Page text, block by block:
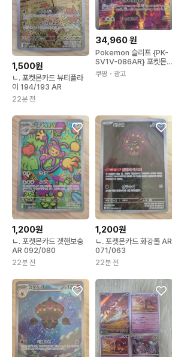
1,500원
ㄴ. 포켓몬카드 뷰티플라
이 194/193 AR
22분 전
34,960원
Pokemon 슬리프 {PK-
SV1V-086AR} 포켓몬
카드게임 싱글카드
쿠팡 ・광고
1,200원
ㄴ. 포켓몬카드 겟핸보숭
AR 092/080
22분 전
1,200원
ㄴ. 포켓몬카드 화강돌 AR
071/063
22분 전